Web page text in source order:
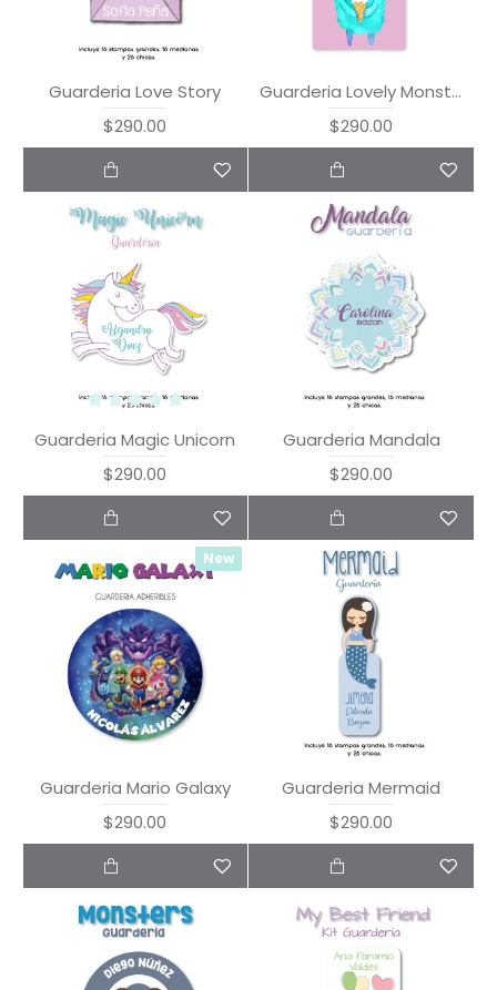
Guarderia Love Story
$290.00
Guarderia Lovely Monster
$290.00
Guarderia Magic Unicorn
$290.00
Guarderia Mandala
$290.00
New
Guarderia Mario Galaxy
$290.00
Guarderia Mermaid
$290.00